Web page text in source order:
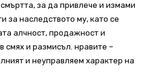
за да привлече и измами
за наследството му, като се
алчност, продажност и
смях и размисъл. нравите –
и неуправляем характер на